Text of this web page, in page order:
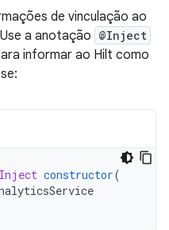
de vinculação ao
a anotação @Inject
informar ao Hilt como
constructor(